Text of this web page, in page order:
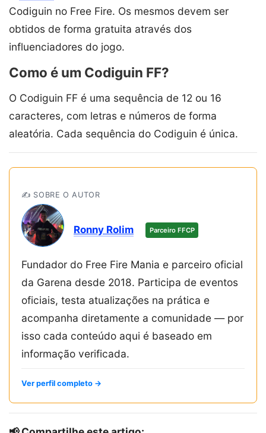
Codiguin no Free Fire. Os mesmos devem ser
obtidos de forma gratuita através dos
influenciadores do jogo.
Como é um Codiguin FF?
O Codiguin FF é uma sequência de 12 ou 16
caracteres, com letras e números de forma
aleatória. Cada sequência do Codiguin é única.
✍️ SOBRE O AUTOR
Ronny Rolim Parceiro FFCP
Fundador do Free Fire Mania e parceiro oficial
da Garena desde 2018. Participa de eventos
oficiais, testa atualizações na prática e
acompanha diretamente a comunidade — por
isso cada conteúdo aqui é baseado em
informação verificada.
Ver perfil completo →